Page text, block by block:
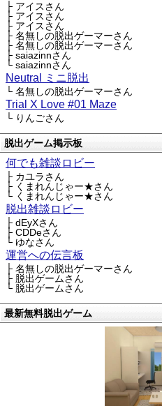
├ アイスさん
├ アイスさん
├ アイスさん
├ 名無しの脱出ゲーマーさん
├ 名無しの脱出ゲーマーさん
├ saiazinnさん
└ saiazinnさん
Neutral ミニ脱出
└ 名無しの脱出ゲーマーさん
Trial X Love #01 Maze
└ りんごさん
脱出ゲーム掲示板
何でも雑談ロビー
├ カユラさん
├ くまれんじゃー★さん
└ くまれんじゃー★さん
脱出雑談ロビー
├ dEyXさん
├ CDDeさん
└ ゆなさん
運営への伝言板
├ 名無しの脱出ゲーマーさん
├ 脱出ゲームさん
└ 脱出ゲームさん
最新無料脱出ゲーム